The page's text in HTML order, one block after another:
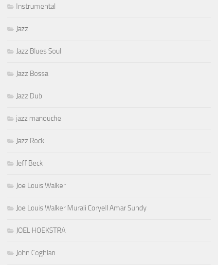
Instrumental
Jazz
Jazz Blues Soul
Jazz Bossa
Jazz Dub
jazz manouche
Jazz Rock
Jeff Beck
Joe Louis Walker
Joe Louis Walker Murali Coryell Amar Sundy
JOEL HOEKSTRA
John Coghlan